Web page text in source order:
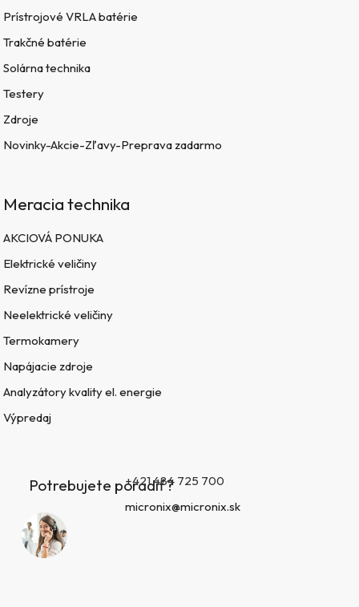
Prístrojové VRLA batérie
Trakčné batérie
Solárna technika
Testery
Zdroje
Novinky-Akcie-Zľavy-Preprava zadarmo
Meracia technika
AKCIOVÁ PONUKA
Elektrické veličiny
Revízne prístroje
Neelektrické veličiny
Termokamery
Napájacie zdroje
Analyzátory kvality el. energie
Výpredaj
Potrebujete poradiť?+421 484 725 700
micronix@micronix.sk